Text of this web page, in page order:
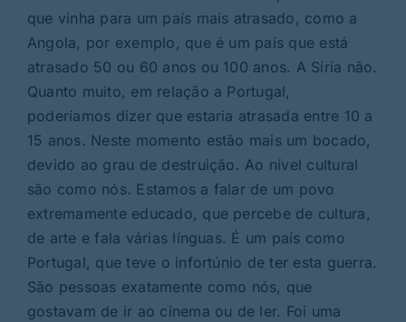
que vinha para um país mais atrasado, como a
Angola, por exemplo, que é um país que está
atrasado 50 ou 60 anos ou 100 anos. A Síria não.
Quanto muito, em relação a Portugal,
poderíamos dizer que estaria atrasada entre 10 a
15 anos. Neste momento estão mais um bocado,
devido ao grau de destruição. Ao nível cultural
são como nós. Estamos a falar de um povo
extremamente educado, que percebe de cultura,
de arte e fala várias línguas. É um país como
Portugal, que teve o infortúnio de ter esta guerra.
São pessoas exatamente como nós, que
gostavam de ir ao cinema ou de ler. Foi uma